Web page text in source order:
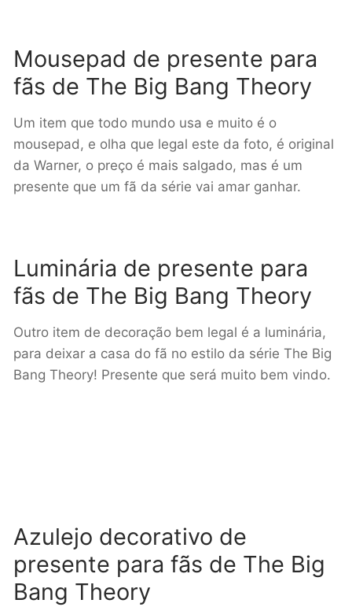
Mousepad de presente para
fãs de The Big Bang Theory
Um item que todo mundo usa e muito é o
mousepad, e olha que legal este da foto, é original
da Warner, o preço é mais salgado, mas é um
presente que um fã da série vai amar ganhar.
Luminária de presente para
fãs de The Big Bang Theory
Outro item de decoração bem legal é a luminária,
para deixar a casa do fã no estilo da série The Big
Bang Theory! Presente que será muito bem vindo.
Azulejo decorativo de
presente para fãs de The Big
Bang Theory